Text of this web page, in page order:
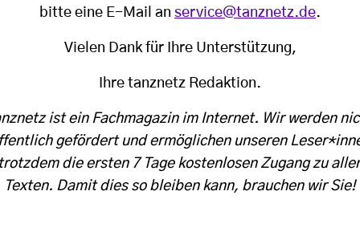
bitte eine E-Mail an service@tanznetz.de.
Vielen Dank für Ihre Unterstützung,
Ihre tanznetz Redaktion.
ist ein Fachmagazin im Internet. Wir werden
gefördert und ermöglichen unseren
die ersten 7 Tage kostenlosen Zugang zu
Texten. Damit dies so bleiben kann, brauchen wir Sie!